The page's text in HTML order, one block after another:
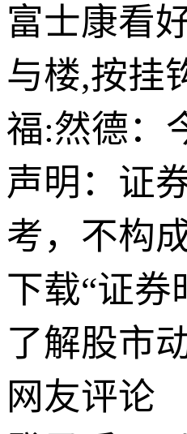
富士康看
与楼,按挂
福:然德：
声明：证
考，不构
下载“证券
了解股市
网友评论